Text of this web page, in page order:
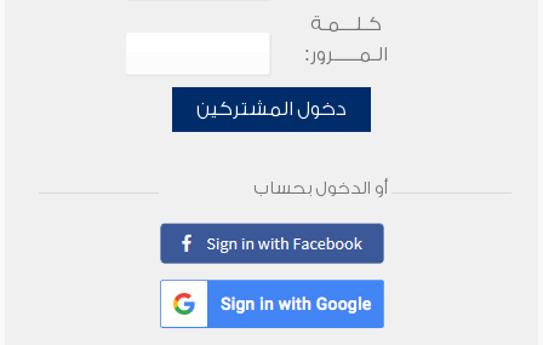
كـلـــمـة
الـمـــــرور:
دخول المشتركين
أو الدخول بحساب